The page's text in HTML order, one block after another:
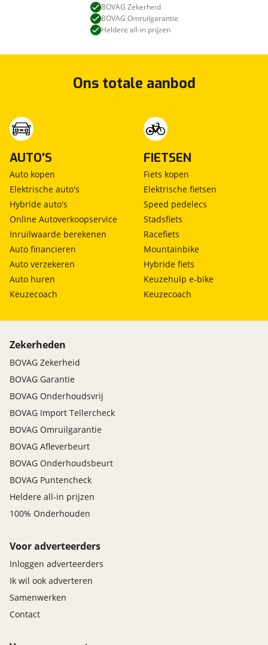
BOVAG Zekerheid
BOVAG Omruilgarantie
Heldere all-in prijzen
Ons totale aanbod
AUTO'S
Auto kopen
Elektrische auto's
Hybride auto's
Online Autoverkoopservice
Inruilwaarde berekenen
Auto financieren
Auto verzekeren
Auto huren
Keuzecoach
FIETSEN
Fiets kopen
Elektrische fietsen
Speed pedelecs
Stadsfiets
Racefiets
Mountainbike
Hybride fiets
Keuzehulp e-bike
Keuzecoach
Zekerheden
BOVAG Zekerheid
BOVAG Garantie
BOVAG Onderhoudsvrij
BOVAG Import Tellercheck
BOVAG Omruilgarantie
BOVAG Afleverbeurt
BOVAG Onderhoudsbeurt
BOVAG Puntencheck
Heldere all-in prijzen
100% Onderhouden
Voor adverteerders
Inloggen adverteerders
Ik wil ook adverteren
Samenwerken
Contact